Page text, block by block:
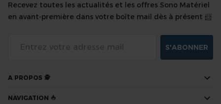
Recevez toutes les actualités et les offres Sono Matériel
en avant-première dans votre boîte mail dès à présent 📨
S'ABONNER
A PROPOS 🕵
NAVIGATION ⛵